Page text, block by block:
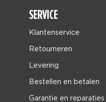
SERVICE
Klantenservice
Retourneren
Levering
Bestellen en betalen
Garantie en reparaties